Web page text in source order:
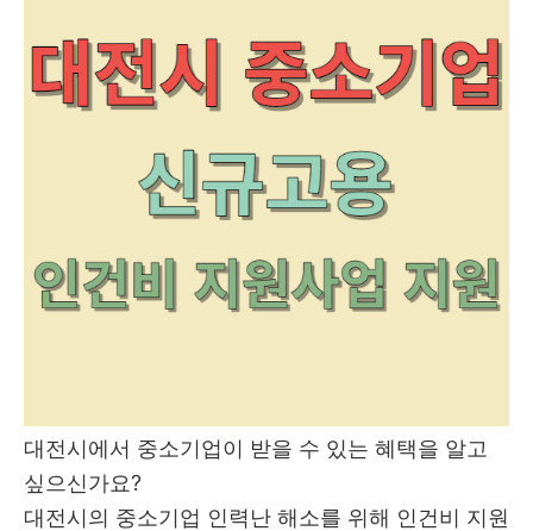
대전시에서 중소기업이 받을 수 있는 혜택을 알고
싶으신가요?
대전시의 중소기업 인력난 해소를 위해 인건비 지원